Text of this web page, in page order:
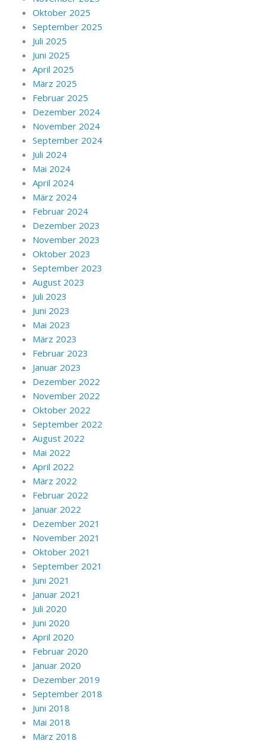
Oktober 2025
September 2025
Juli 2025
Juni 2025
April 2025
März 2025
Februar 2025
Dezember 2024
November 2024
September 2024
Juli 2024
Mai 2024
April 2024
März 2024
Februar 2024
Dezember 2023
November 2023
Oktober 2023
September 2023
August 2023
Juli 2023
Juni 2023
Mai 2023
März 2023
Februar 2023
Januar 2023
Dezember 2022
November 2022
Oktober 2022
September 2022
August 2022
Mai 2022
April 2022
März 2022
Februar 2022
Januar 2022
Dezember 2021
November 2021
Oktober 2021
September 2021
Juni 2021
Januar 2021
Juli 2020
Juni 2020
April 2020
Februar 2020
Januar 2020
Dezember 2019
September 2018
Juni 2018
Mai 2018
März 2018